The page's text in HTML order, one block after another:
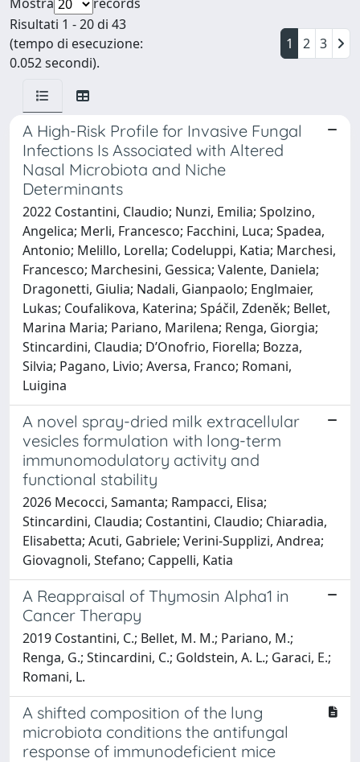
Risultati 1 - 20 di 43
(tempo di esecuzione:
0.052 secondi).
1 2 3
A High-Risk Profile for Invasive Fungal
Infections Is Associated with Altered
Nasal Microbiota and Niche
Determinants
2022 Costantini, Claudio; Nunzi, Emilia; Spolzino,
Angelica; Merli, Francesco; Facchini, Luca; Spadea,
Antonio; Melillo, Lorella; Codeluppi, Katia; Marchesi,
Francesco; Marchesini, Gessica; Valente, Daniela;
Dragonetti, Giulia; Nadali, Gianpaolo; Englmaier,
Lukas; Coufalikova, Katerina; Spáčil, Zdeněk; Bellet,
Marina Maria; Pariano, Marilena; Renga, Giorgia;
Stincardini, Claudia; D’Onofrio, Fiorella; Bozza,
Silvia; Pagano, Livio; Aversa, Franco; Romani,
Luigina
A novel spray-dried milk extracellular
vesicles formulation with long-term
immunomodulatory activity and
functional stability
2026 Mecocci, Samanta; Rampacci, Elisa;
Stincardini, Claudia; Costantini, Claudio; Chiaradia,
Elisabetta; Acuti, Gabriele; Verini-Supplizi, Andrea;
Giovagnoli, Stefano; Cappelli, Katia
A Reappraisal of Thymosin Alpha1 in
Cancer Therapy
2019 Costantini, C.; Bellet, M. M.; Pariano, M.;
Renga, G.; Stincardini, C.; Goldstein, A. L.; Garaci, E.;
Romani, L.
A shifted composition of the lung
microbiota conditions the antifungal
response of immunodeficient mice